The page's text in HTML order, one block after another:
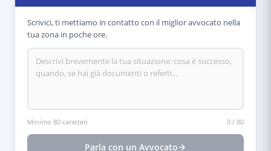
Scrivici, ti mettiamo in contatto con il miglior avvocato nella
tua zona in poche ore.
Minimo 80 caratteri 0 / 80
Parla con un Avvocato